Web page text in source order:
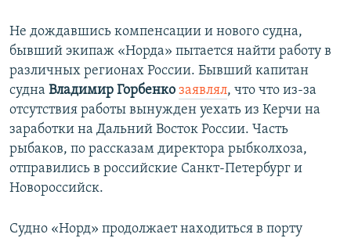
Не дождавшись компенсации и нового судна,
бывший экипаж «Норда» пытается найти работу в
различных регионах России. Бывший капитан
судна Владимир Горбенко заявлял, что что из-за
отсутствия работы вынужден уехать из Керчи на
заработки на Дальний Восток России. Часть
рыбаков, по рассказам директора рыбколхоза,
отправились в российские Санкт-Петербург и
Новороссийск.
Судно «Норд» продолжает находиться в порту